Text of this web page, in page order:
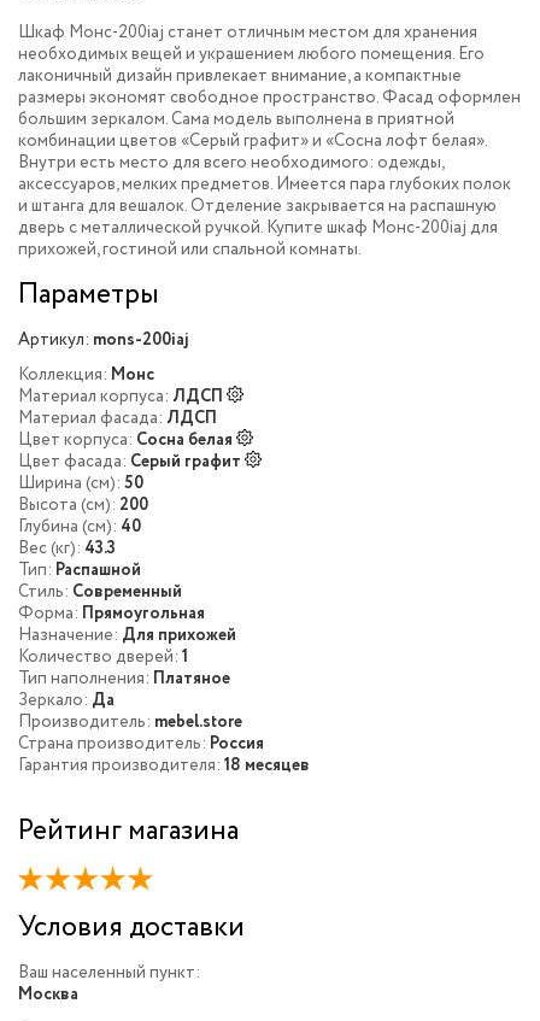
Шкаф Монс-200iaj станет отличным местом для хранения
необходимых вещей и украшением любого помещения. Его
лаконичный дизайн привлекает внимание, а компактные
размеры экономят свободное пространство. Фасад оформлен
большим зеркалом. Сама модель выполнена в приятной
комбинации цветов «Серый графит» и «Сосна лофт белая».
Внутри есть место для всего необходимого: одежды,
аксессуаров, мелких предметов. Имеется пара глубоких полок
и штанга для вешалок. Отделение закрывается на распашную
дверь с металлической ручкой. Купите шкаф Монс-200iaj для
прихожей, гостиной или спальной комнаты.
Параметры
Артикул: mons-200iaj
Коллекция: Монс
Материал корпуса: ЛДСП
Материал фасада: ЛДСП
Цвет корпуса: Сосна белая
Цвет фасада: Серый графит
Ширина (см): 50
Высота (см): 200
Глубина (см): 40
Вес (кг): 43.3
Тип: Распашной
Стиль: Современный
Форма: Прямоугольная
Назначение: Для прихожей
Количество дверей: 1
Тип наполнения: Платяное
Зеркало: Да
Производитель: mebel.store
Страна производитель: Россия
Гарантия производителя: 18 месяцев
Рейтинг магазина
Условия доставки
Ваш населенный пункт:
Москва